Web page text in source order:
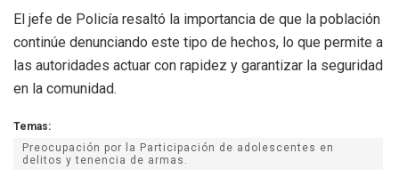
El jefe de Policía resaltó la importancia de que la población
continúe denunciando este tipo de hechos, lo que permite a
las autoridades actuar con rapidez y garantizar la seguridad
en la comunidad.
Temas:
Preocupación por la Participación de adolescentes en
delitos y tenencia de armas.